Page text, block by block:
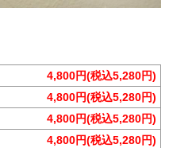
4,800円(税込5,280円)
4,800円(税込5,280円)
4,800円(税込5,280円)
4,800円(税込5,280円)